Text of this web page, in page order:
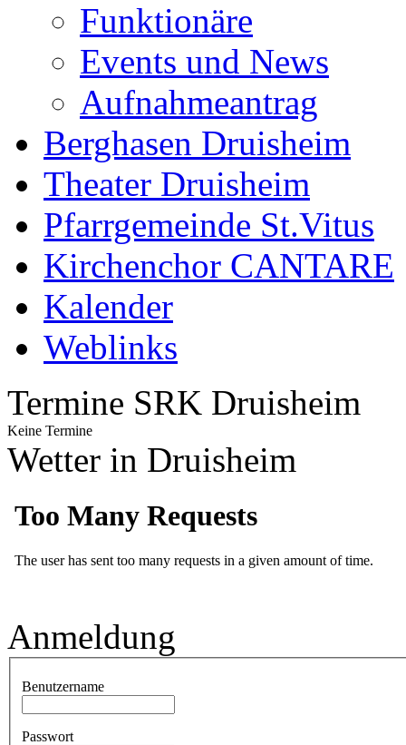
Funktionäre
Events und News
Aufnahmeantrag
Berghasen Druisheim
Theater Druisheim
Pfarrgemeinde St.Vitus
Kirchenchor CANTARE
Kalender
Weblinks
Termine SRK Druisheim
Keine Termine
Wetter in Druisheim
Anmeldung
Benutzername
Passwort